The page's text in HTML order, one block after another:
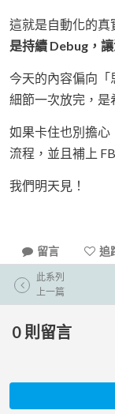
這就是自動化的真
是持續 Debug，
今天的內容偏向「
細節一次放完，是
如果卡住也別擔心
流程，並且補上
我們明天見！
留言 追
此系列
上一篇
0 則留言